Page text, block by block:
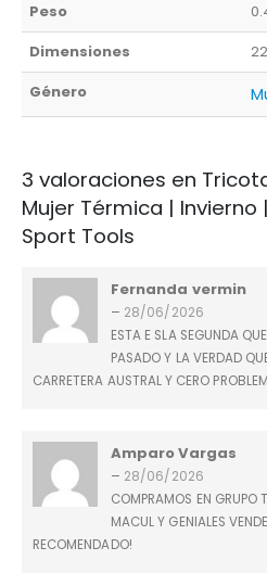
Peso
Dimensiones
Género
3 valoraciones en
Mujer Térmica | Invierno
Sport Tools
Fernanda vermin
– 28/06/2026
ESTA E SLA SEGUNDA
PASADO Y LA VERDAD
CARRETERA AUSTRAL Y CERO
Amparo Vargas
– 28/06/2026
COMPRAMOS EN GRUPO
MACUL Y GENIALES
RECOMENDADO!